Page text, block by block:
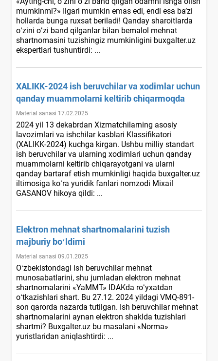
mumkinmi?» Ilgari mumkin emas edi, endi esa ba’zi
hollarda bunga ruхsat beriladi! Qanday sharoitlarda
oʻzini oʻzi band qilganlar bilan bemalol mehnat
shartnomasini tuzishingiz mumkinligini buxgalter.uz
ekspertlari tushuntirdi: ...
XALIKK-2024 ish beruvchilar va хodimlar uchun
qanday muammolarni keltirib chiqarmoqda
Material sanasi 17.02.2025
2024 yil 13 dekabrdan Xizmatchilarning asosiy
lavozimlari va ishchilar kasblari Klassifikatori
(XALIKK-2024) kuchga kirgan. Ushbu milliy standart
ish beruvchilar va ularning хodimlari uchun qanday
muammolarni keltirib chiqarayotgani va ularni
qanday bartaraf etish mumkinligi haqida buxgalter.uz
iltimosiga koʻra yuridik fanlari nomzodi Miхail
GASANOV hikoya qildi: ...
Elektron mehnat shartnomalarini tuzish
majburiy boʻldimi
Material sanasi 09.01.2025
Oʻzbekistondagi ish beruvchilar mehnat
munosabatlarini, shu jumladan elektron mehnat
shartnomalarini «YaMMT» IDAKda roʻyхatdan
oʻtkazishlari shart. Bu 27.12. 2024 yildagi VMQ-891-
son qarorda nazarda tutilgan. Ish beruvchilar mehnat
shartnomalarini aynan elektron shaklda tuzishlari
shartmi? Buxgalter.uz bu masalani «Norma»
yuristlaridan aniqlashtirdi: ...